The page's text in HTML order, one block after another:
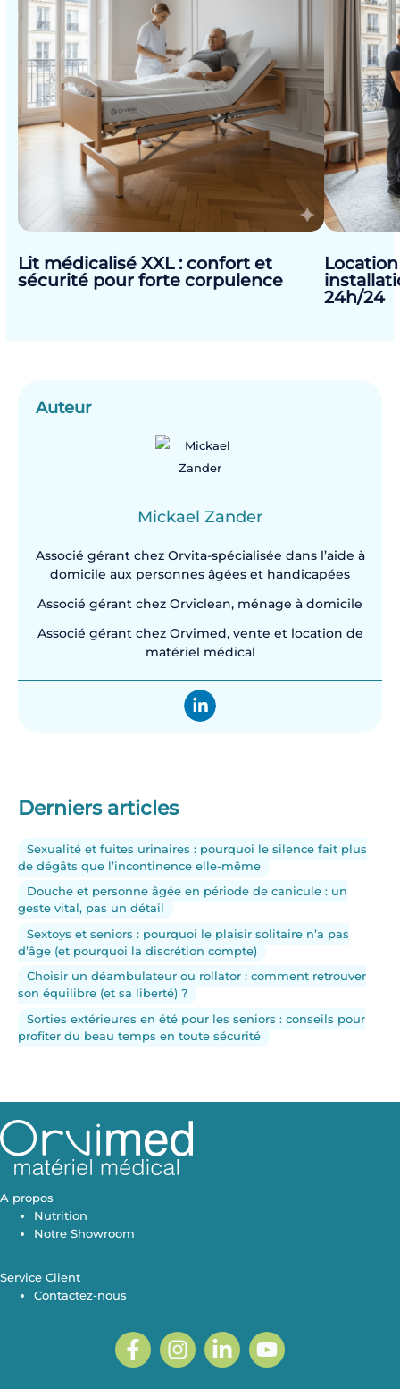
Lit médicalisé XXL : confort et
sécurité pour forte corpulence
24h/24
Auteur
Mickael Zander
Associé gérant chez Orvita-spécialisée dans l’aide à
domicile aux personnes âgées et handicapées
Associé gérant chez Orviclean, ménage à domicile
Associé gérant chez Orvimed, vente et location de
matériel médical
Derniers articles
Sexualité et fuites urinaires : pourquoi le silence fait plus
de dégâts que l’incontinence elle-même
Douche et personne âgée en période de canicule : un
geste vital, pas un détail
Sextoys et seniors : pourquoi le plaisir solitaire n’a pas
d’âge (et pourquoi la discrétion compte)
Choisir un déambulateur ou rollator : comment retrouver
son équilibre (et sa liberté) ?
Sorties extérieures en été pour les seniors : conseils pour
profiter du beau temps en toute sécurité
A propos
Nutrition
Notre Showroom
Service Client
Contactez-nous